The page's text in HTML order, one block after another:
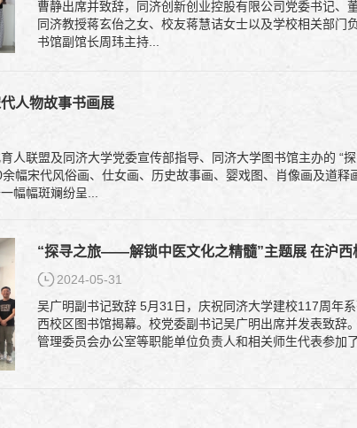
曹静出席并致辞，同济创新创业控股有限公司党委书记、
同济教授蒋玄佁之女、校友蒋慧诘女士以及学校相关部门
书馆副馆长周玮主持...
人物故事书画展
人联盟及同济大学党委宣传部指导、同济大学图书馆主办的 “
幅宋代风俗画、仕女画、历史故事画、婴戏图、肖像画及道
幅幅斑斓纷呈...
“探寻之旅——解锁中医文化之精髓”主题展 在沪西
2024-05-31
吴广明副书记致辞 5月31日，庆祝同济大学建校117周年系列主题展之“探寻之旅——解锁中医文化之精髓”在沪
西校区图书馆揭幕。校党委副书记吴广明出席并发表致辞